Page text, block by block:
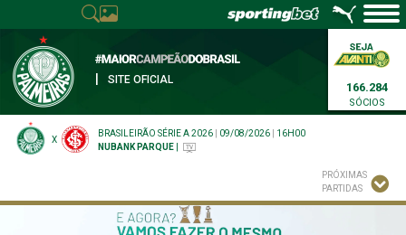
SITE OFICIAL
166.284
SÓCIOS
X
BRASILEIRÃO SÉRIE A 2026 09/08/2026
16H00
NUBANK PARQUE
PRÓXIMAS
PARTIDAS